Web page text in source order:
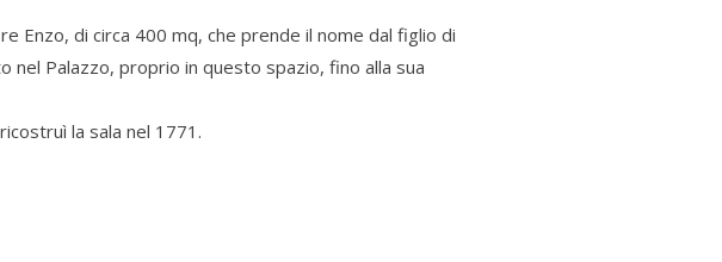
Enzo, di circa 400 mq, che prende il nome dal figlio di
nel Palazzo, proprio in questo spazio, fino alla sua
la sala nel 1771.